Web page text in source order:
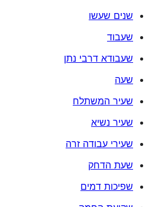
שנים שעשו
שעבוד
שעבודא דרבי נתן
שעה
שעיר המשתלח
שעיר נשיא
שעירי עבודה זרה
שעת הדחק
שפיכות דמים